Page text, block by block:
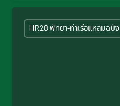
HR28 พัทยา-ท่าเรือแหลมฉบัง